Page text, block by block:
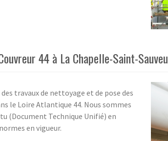
44 à La Chapelle-Saint-
travaux de nettoyage et de pose des
le Loire Atlantique 44. Nous sommes
(Document Technique Unifié) en
en vigueur.